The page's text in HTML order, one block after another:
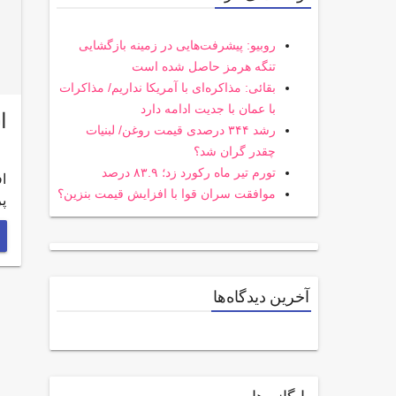
روبیو: پیشرفت‌هایی در زمینه بازگشایی
تنگه هرمز حاصل شده است
بقائی: مذاکره‌ای با آمریکا نداریم/ مذاکرات
با عمان با جدیت ادامه دارد
رشد ۳۴۴ درصدی قیمت روغن/ لبنیات
چقدر گران شد؟
تورم تیر ماه رکورد زد؛ ۸۳.۹ درصد
موافقت سران قوا با افزایش قیمت بنزین؟
آخرین دیدگاه‌ها